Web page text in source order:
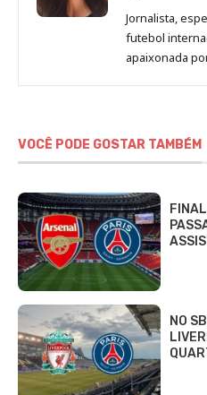
de
Beatriz
Fabbri
Jornalista,
futebol
apaixonada
VOCÊ PODE GOSTAR TAMBÉM
NO